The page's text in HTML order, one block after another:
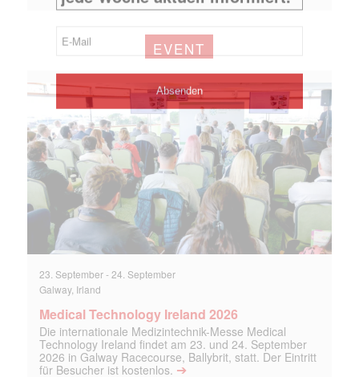
EVENT
23. September-24. September
Galway, Irland
Medical Technology Ireland 2026
Die internationale Medizintechnik-Messe Medical
Technology Ireland findet am 23. und 24. September
2026 in Galway Racecourse, Ballybrit, statt. Der Eintritt
für Besucher ist kostenlos. ➔